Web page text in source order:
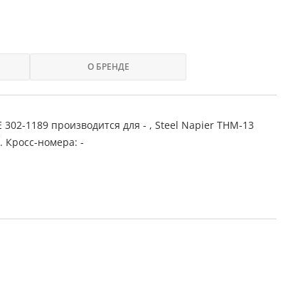
О БРЕНДЕ
1189 производится для - , Steel Napier THM-13
Кросс-номера: -